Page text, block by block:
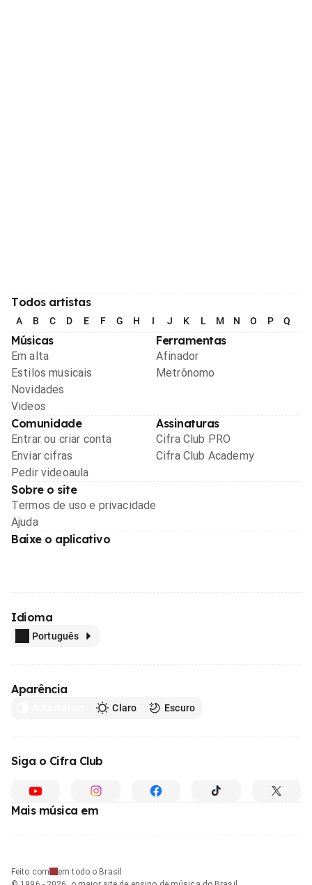
Todos artistas
A B C D E F G H I J K L M N O P Q
Músicas
Em alta
Estilos musicais
Novidades
Videos
Ferramentas
Afinador
Metrônomo
Comunidade
Entrar ou criar conta
Enviar cifras
Pedir videoaula
Assinaturas
Cifra Club PRO
Cifra Club Academy
Sobre o site
Termos de uso e privacidade
Ajuda
Baixe o aplicativo
Idioma
Português
Aparência
Claro Escuro
Siga o Cifra Club
Mais música em
Feito com
em todo o Brasil